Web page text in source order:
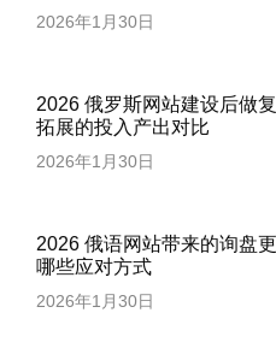
2026年1月30日
2026 俄罗斯网站建设后做
拓展的投入产出对比
2026年1月30日
2026 俄语网站带来的询盘
哪些应对方式
2026年1月30日